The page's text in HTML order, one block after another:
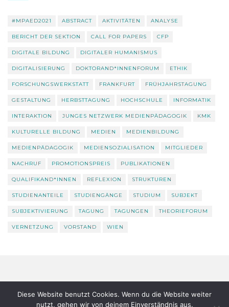
#MPAED2021 ABSTRACT AKTIVITÄTEN ANALYSE
BERICHT DER SEKTION CALL FOR PAPERS CFP
DIGITALE BILDUNG DIGITALER HUMANISMUS
DIGITALISIERUNG DOKTORAND*INNENFORUM ETHIK
FORSCHUNGSWERKSTATT FRANKFURT FRÜHJAHRSTAGUNG
GESTALTUNG HERBSTTAGUNG HOCHSCHULE INFORMATIK
INTERAKTION JUNGES NETZWERK MEDIENPÄDAGOGIK KMK
KULTURELLE BILDUNG MEDIEN MEDIENBILDUNG
MEDIENPÄDAGOGIK MEDIENSOZIALISATION MITGLIEDER
NACHRUF PROMOTIONSPREIS PUBLIKATIONEN
QUALIFIKAND*INNEN REFLEXION STRUKTUREN
STUDIENANTEILE STUDIENGÄNGE STUDIUM SUBJEKT
SUBJEKTIVIERUNG TAGUNG TAGUNGEN THEORIEFORUM
VERNETZUNG VORSTAND WIEN
Datenschutz Über uns
Diese Website benutzt Cookies. Wenn du die Website weiter
nutzt, gehen wir von deinem Einverständnis aus.